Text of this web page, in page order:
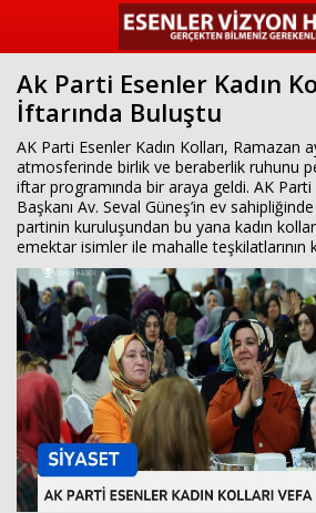
Ak Parti Esenler Kadın
İftarında Buluştu
AK Parti Esenler Kadın Kolları, Ramazan
atmosferinde birlik ve beraberlik ruhunu
iftar programında bir araya geldi. AK Parti
Başkanı Av. Seval Güneş’in ev
partinin kuruluşundan bu yana kadın
emektar isimler ile mahalle teşkilatlarının